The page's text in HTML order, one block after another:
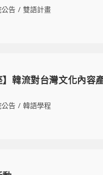
告 / 雙語計畫
】韓流對台灣文化內容
告 / 韓語學程